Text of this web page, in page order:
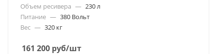
Объем ресивера — 230 л
Питание — 380 Вольт
Вес — 320 кг
161 200 руб/шт